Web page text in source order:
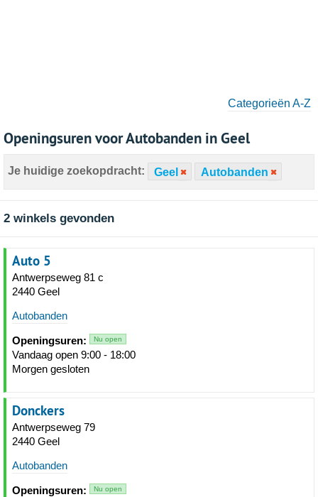
Categorieën A-Z
Openingsuren voor Autobanden in Geel
Je huidige zoekopdracht: Geel Autobanden
2 winkels gevonden
Auto 5
Antwerpseweg 81 c
2440 Geel
Autobanden
Openingsuren: Nu open
Vandaag open 9:00 - 18:00
Morgen gesloten
Donckers
Antwerpseweg 79
2440 Geel
Autobanden
Openingsuren: Nu open